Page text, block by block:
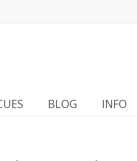
BLOG INFO